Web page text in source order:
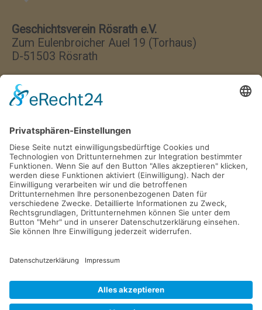
Geschichtsverein Rösrath e.V.
Zum Eulenbroicher Auel 19 (Torhaus)
D-51503 Rösrath
Wir haben jeden Donnerstag
von 17:00–18:00 Uhr geöffnet.
Postfach 1329
D-51494 Rösrath
info@gv-roesrath.de